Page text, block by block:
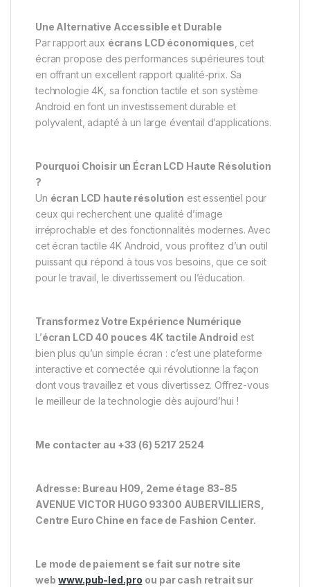
Une Alternative Accessible et Durable
Par rapport aux écrans LCD économiques , cet
écran propose des performances supérieures tout
en offrant un excellent rapport qualité-prix. Sa
technologie 4K, sa fonction tactile et son système
Android en font un investissement durable et
polyvalent, adapté à un large éventail d’applications.
Pourquoi Choisir un Écran LCD Haute Résolution
?
Un écran LCD haute résolution est essentiel pour
ceux qui recherchent une qualité d’image
irréprochable et des fonctionnalités modernes. Avec
cet écran tactile 4K Android, vous profitez d’un outil
puissant qui répond à tous vos besoins, que ce soit
pour le travail, le divertissement ou l’éducation.
Transformez Votre Expérience Numérique
L’écran LCD 40 pouces 4K tactile Android est
bien plus qu’un simple écran : c’est une plateforme
interactive et connectée qui révolutionne la façon
dont vous travaillez et vous divertissez. Offrez-vous
le meilleur de la technologie dès aujourd’hui !
Me contacter au +33 (6) 5217 2524
Adresse: Bureau H09, 2eme étage 83-85
AVENUE VICTOR HUGO 93300 AUBERVILLIERS,
Centre Euro Chine en face de Fashion Center.
Le mode de paiement se fait sur notre site
web www.pub-led.pro ou par cash retrait sur